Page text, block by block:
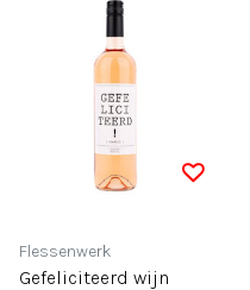
Flessenwerk
Gefeliciteerd wijn